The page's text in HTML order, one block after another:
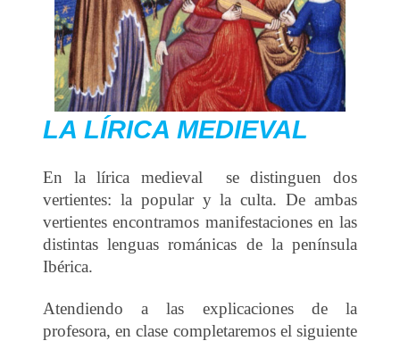
LA LÍRICA MEDIEVAL
En la lírica medieval se distinguen dos
vertientes: la popular y la culta. De ambas
vertientes encontramos manifestaciones en las
distintas lenguas románicas de la península
Ibérica.
Atendiendo a las explicaciones de la
profesora, en clase completaremos el siguiente